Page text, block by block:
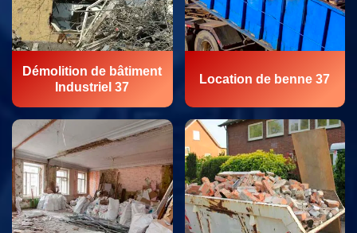
Démolition de bâtiment
Industriel 37
Location de benne 37